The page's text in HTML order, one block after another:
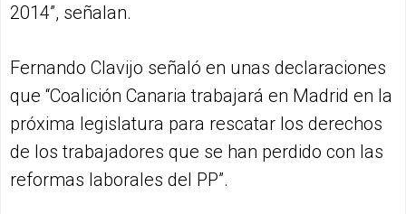
2014”, señalan.
Fernando Clavijo señaló en unas declaraciones
que “Coalición Canaria trabajará en Madrid en la
próxima legislatura para rescatar los derechos
de los trabajadores que se han perdido con las
reformas laborales del PP”.